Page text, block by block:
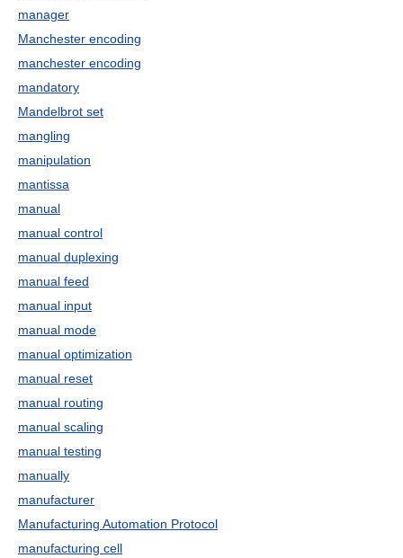
manager
Manchester encoding
manchester encoding
mandatory
Mandelbrot set
mangling
manipulation
mantissa
manual
manual control
manual duplexing
manual feed
manual input
manual mode
manual optimization
manual reset
manual routing
manual scaling
manual testing
manually
manufacturer
Manufacturing Automation Protocol
manufacturing cell